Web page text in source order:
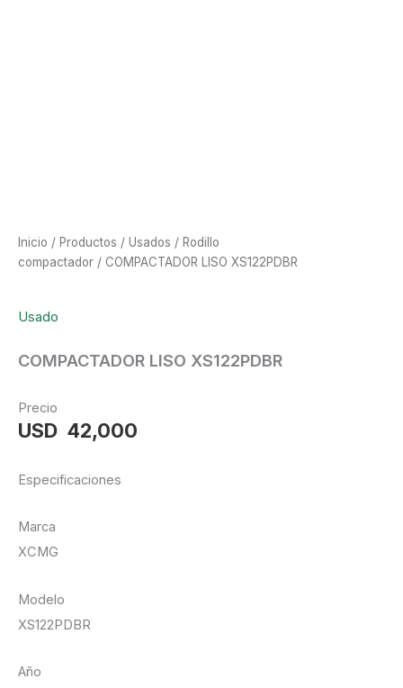
Inicio / Productos / Usados / Rodillo
compactador / COMPACTADOR LISO XS122PDBR
Usado
COMPACTADOR LISO XS122PDBR
Precio
USD 42,000
Especificaciones
Marca
XCMG
Modelo
XS122PDBR
Año